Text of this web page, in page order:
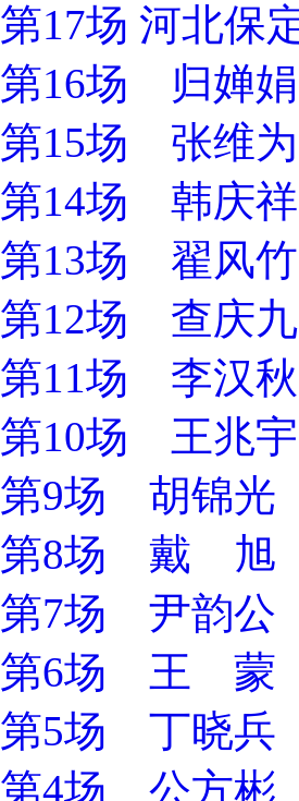
第17场 河北保
第16场 归婵娟
第15场 张维为
第14场 韩庆祥
第13场 翟风竹
第12场 查庆九
第11场 李汉秋
第10场 王兆宇
第9场 胡锦光
第8场 戴 旭
第7场 尹韵公
第6场 王 蒙
第5场 丁晓兵
第4场 公方彬